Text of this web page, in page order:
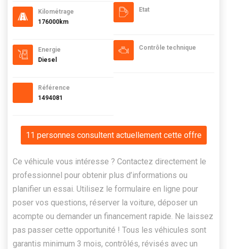
Kilométrage
176000km
Energie
Diesel
Référence
1494081
Etat
Contrôle technique
11 personnes consultent actuellement cette offre
Ce véhicule vous intéresse ? Contactez directement le
professionnel pour obtenir plus d’informations ou
planifier un essai. Utilisez le formulaire en ligne pour
poser vos questions, réserver la voiture, déposer un
acompte ou demander un financement rapide. Ne laissez
pas passer cette opportunité ! Tous les véhicules sont
garantis minimum 3 mois, contrôlés, révisés avec un